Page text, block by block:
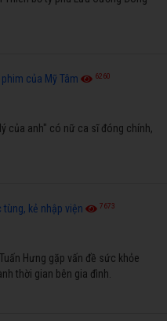
của Mỹ Tâm 6260
của anh" có nữ ca sĩ đóng chính,
kẻ nhập viện 7673
Hưng gặp vấn đề sức khỏe
thời gian bên gia đình.